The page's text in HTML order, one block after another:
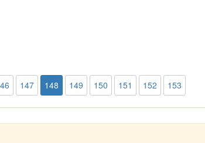
147 148 149 150 151 152 153